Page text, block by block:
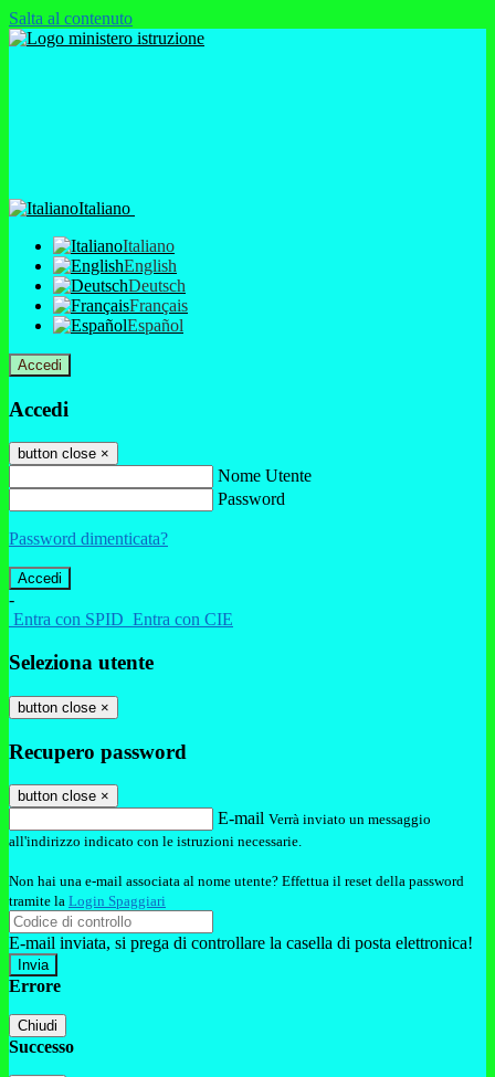
Salta al contenuto
Italiano
Italiano
English
Deutsch
Français
Español
Accedi
Accedi
button close ×
Nome Utente
Password
Password dimenticata?
-
Entra con SPID Entra con CIE
Seleziona utente
button close ×
Recupero password
button close ×
E-mail Verrà inviato un messaggio
all'indirizzo indicato con le istruzioni necessarie.
Non hai una e-mail associata al nome utente? Effettua il reset della password
tramite la Login Spaggiari
E-mail inviata, si prega di controllare la casella di posta elettronica!
Errore
Chiudi
Successo